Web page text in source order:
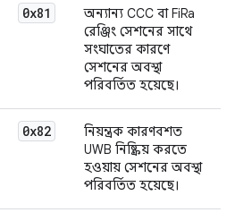
0x81
অন্যান্য CCC বা FiRa
রেঞ্জিং সেশনের সাথে
সংঘাতের কারণে
সেশনের অবস্থা
পরিবর্তিত হয়েছে।
0x82
নিয়ন্ত্রক কারণবশত
UWB নিষ্ক্রিয় করতে
হওয়ায় সেশনের অবস্থা
পরিবর্তিত হয়েছে।